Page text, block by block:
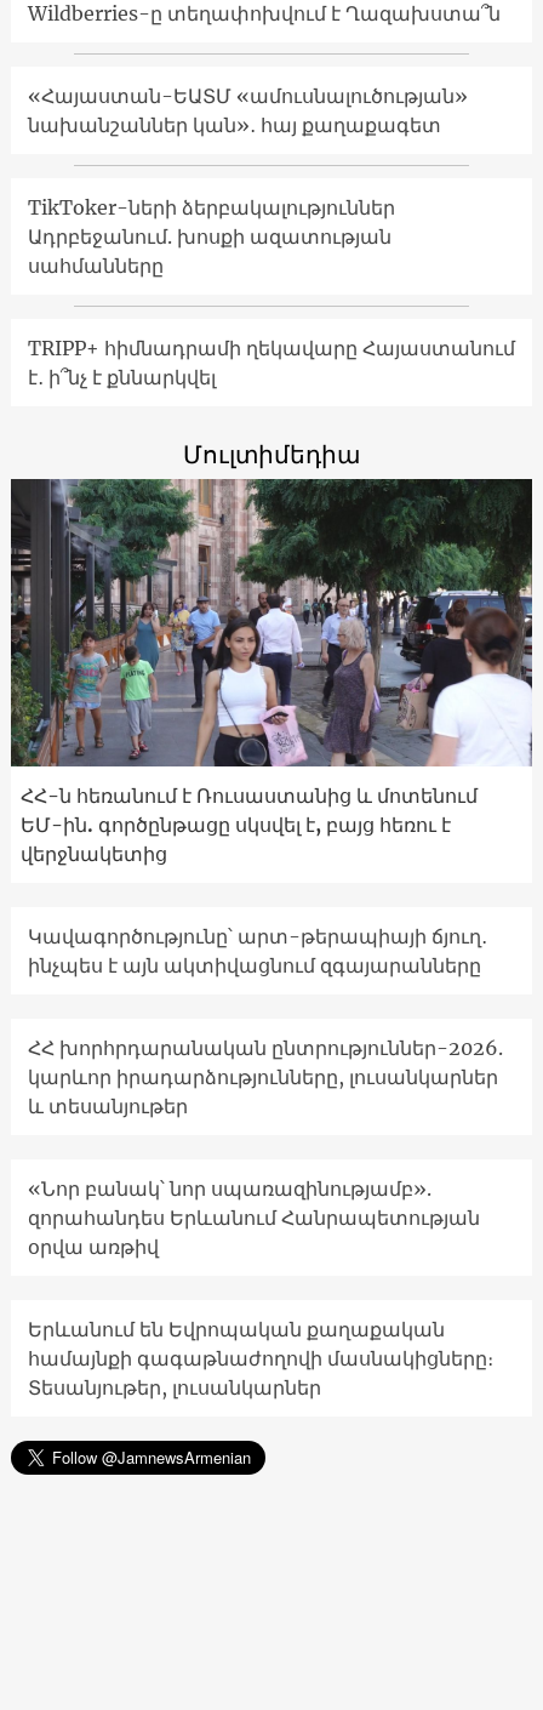
Wildberries-ը տեղափոխվում է Ղազախստա՞ն
«Հայաստան-ԵԱՏՄ «ամուսնալուծության»
նախանշաններ կան»․ հայ քաղաքագետ
TikToker-ների ձերբակալություններ
Ադրբեջանում. խոսքի ազատության
սահմանները
TRIPP+ հիմնադրամի ղեկավարը Հայաստանում
է․ ի՞նչ է քննարկվել
Մուլտիմեդիա
ՀՀ-ն հեռանում է Ռուսաստանից և մոտենում
ԵՄ-ին. գործընթացը սկսվել է, բայց հեռու է
վերջնակետից
Կավագործությունը՝ արտ-թերապիայի ճյուղ․
ինչպես է այն ակտիվացնում զգայարանները
ՀՀ խորհրդարանական ընտրություններ-2026.
կարևոր իրադարձությունները, լուսանկարներ
և տեսանյութեր
«Նոր բանակ՝ նոր սպառազինությամբ».
զորահանդես Երևանում Հանրապետության
օրվա առթիվ
Երևանում են Եվրոպական քաղաքական
համայնքի գագաթնաժողովի մասնակիցները։
Տեսանյութեր, լուսանկարներ